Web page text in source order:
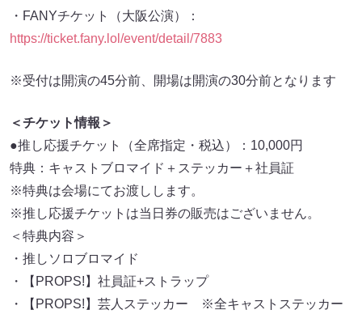
・FANYチケット（大阪公演）：
https://ticket.fany.lol/event/detail/7883
※受付は開演の45分前、開場は開演の30分前となります
＜チケット情報＞
●推し応援チケット（全席指定・税込）：10,000円
特典：キャストブロマイド＋ステッカー＋社員証
※特典は会場にてお渡しします。
※推し応援チケットは当日券の販売はございません。
＜特典内容＞
・推しソロブロマイド
・【PROPS!】社員証+ストラップ
・【PROPS!】芸人ステッカー ※全キャストステッカー